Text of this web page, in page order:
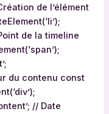
de l’élément
de la timeline
du contenu const
// Date